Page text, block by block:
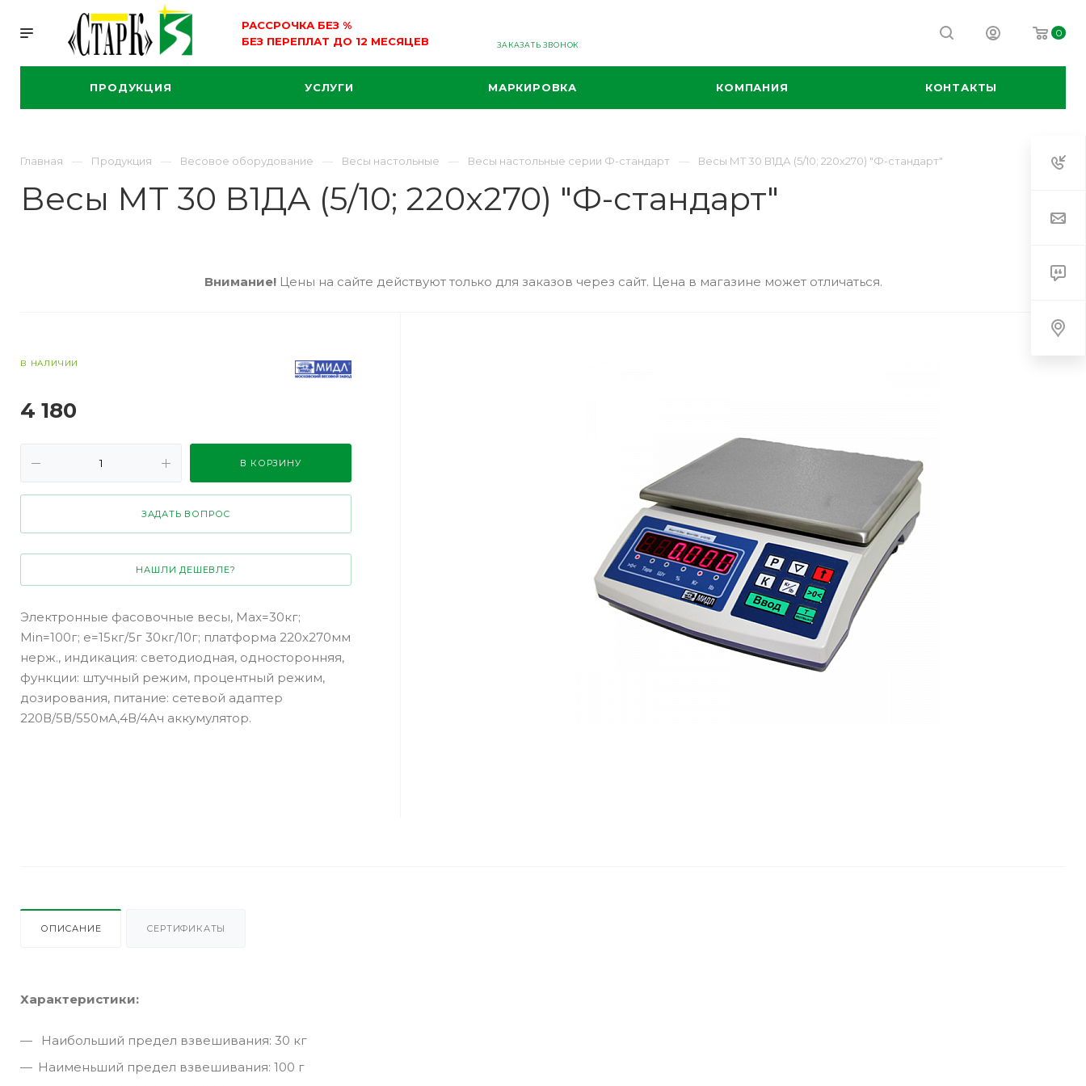
РАССРОЧКА БЕЗ %
БЕЗ ПЕРЕПЛАТ ДО 12 МЕСЯЦЕВ
ЗАКАЗАТЬ ЗВОНОК
0
ПРОДУКЦИЯ УСЛУГИ МАРКИРОВКА КОМПАНИЯ КОНТАКТЫ
Главная Продукция Весовое оборудование Весы настольные Весы настольные серии Ф-стандарт Весы МТ 30 В1ДА (5/10; 220x270) "Ф-стандарт"
Весы МТ 30 В1ДА (5/10; 220x270) "Ф-стандарт"
Внимание!Цены на сайте действуют только для заказов через сайт. Цена в магазине может отличаться.
В НАЛИЧИИ
4 180
В КОРЗИНУ
ЗАДАТЬ ВОПРОС
НАШЛИ ДЕШЕВЛЕ?
Электронные фасовочные весы, Max=30кг;
Min=100г; e=15кг/5г 30кг/10г; платформа 220х270мм
нерж., индикация: светодиодная, односторонняя,
функции: штучный режим, процентный режим,
дозирования, питание: сетевой адаптер
220В/5В/550мА,4В/4Ач аккумулятор.
ОПИСАНИЕ СЕРТИФИКАТЫ
Характеристики:
Наибольший предел взвешивания: 30 кг
Наименьший предел взвешивания: 100 г